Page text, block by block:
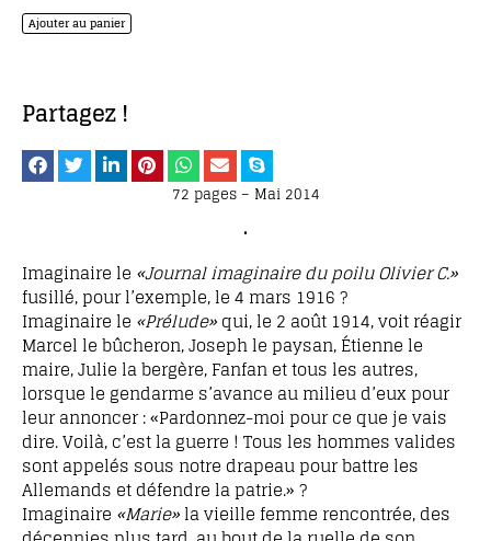
Ajouter au panier
Partagez !
72 pages – Mai 2014
•
Imaginaire le «Journal imaginaire du poilu Olivier C.»
fusillé, pour l’exemple, le 4 mars 1916 ?
Imaginaire le «Prélude»qui, le 2 août 1914, voit réagir
Marcel le bûcheron, Joseph le paysan, Étienne le
maire, Julie la bergère, Fanfan et tous les autres,
lorsque le gendarme s’avance au milieu d’eux pour
leur annoncer : «Pardonnez-moi pour ce que je vais
dire. Voilà, c’est la guerre ! Tous les hommes valides
sont appelés sous notre drapeau pour battre les
Allemands et défendre la patrie.» ?
Imaginaire «Marie»la vieille femme rencontrée, des